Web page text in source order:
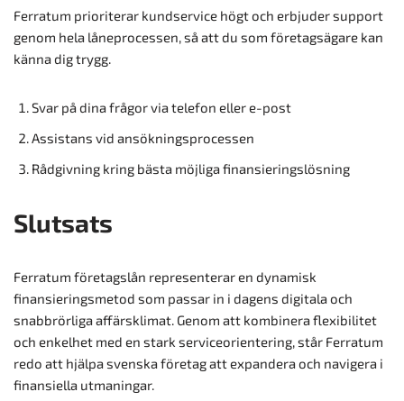
Ferratum prioriterar kundservice högt och erbjuder support
genom hela låneprocessen, så att du som företagsägare kan
känna dig trygg.
Svar på dina frågor via telefon eller e-post
Assistans vid ansökningsprocessen
Rådgivning kring bästa möjliga finansieringslösning
Slutsats
Ferratum företagslån representerar en dynamisk
finansieringsmetod som passar in i dagens digitala och
snabbrörliga affärsklimat. Genom att kombinera flexibilitet
och enkelhet med en stark serviceorientering, står Ferratum
redo att hjälpa svenska företag att expandera och navigera i
finansiella utmaningar.